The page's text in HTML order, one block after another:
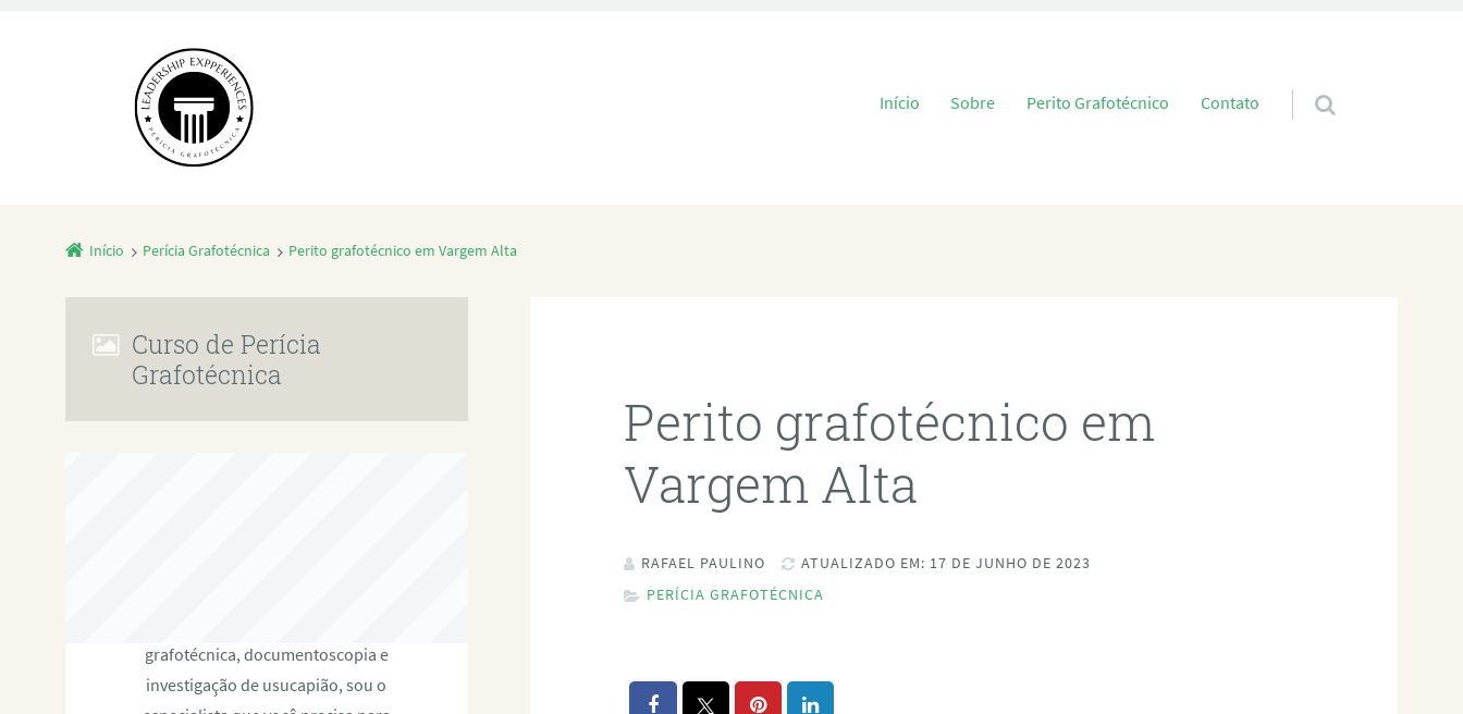
Pular para o conteúdo
Início Sobre Perito Grafotécnico Contato
Início Perícia Grafotécnica Perito grafotécnico em Vargem Alta
Perito grafotécnico em
Vargem Alta
RAFAEL PAULINO
ATUALIZADO EM: 17 DE JUNHO DE 2023
PERÍCIA GRAFOTÉCNICA
Curso de Perícia
Grafotécnica
grafotécnica, documentoscopia e
investigação de usucapião, sou o